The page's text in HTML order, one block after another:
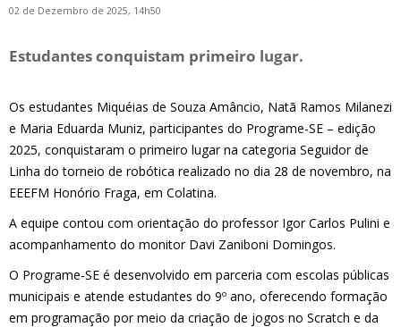
02 de Dezembro de 2025, 14h50
Estudantes conquistam primeiro lugar.
Os estudantes Miquéias de Souza Amâncio, Natã Ramos Milanezi
e Maria Eduarda Muniz, participantes do Programe-SE – edição
2025, conquistaram o primeiro lugar na categoria Seguidor de
Linha do torneio de robótica realizado no dia 28 de novembro, na
EEEFM Honório Fraga, em Colatina.
A equipe contou com orientação do professor Igor Carlos Pulini e
acompanhamento do monitor Davi Zaniboni Domingos.
O Programe-SE é desenvolvido em parceria com escolas públicas
municipais e atende estudantes do 9º ano, oferecendo formação
em programação por meio da criação de jogos no Scratch e da